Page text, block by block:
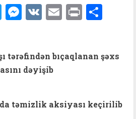
Twitter
Messenger
VK Email
Print
tərəfindən bıçaqlanan şəxs
dəyişib
təmizlik aksiyası keçirilib